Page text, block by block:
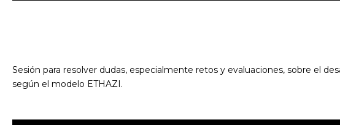
Sesión para resolver dudas, especialmente retos y evaluaciones, sobre el
según el modelo ETHAZI.